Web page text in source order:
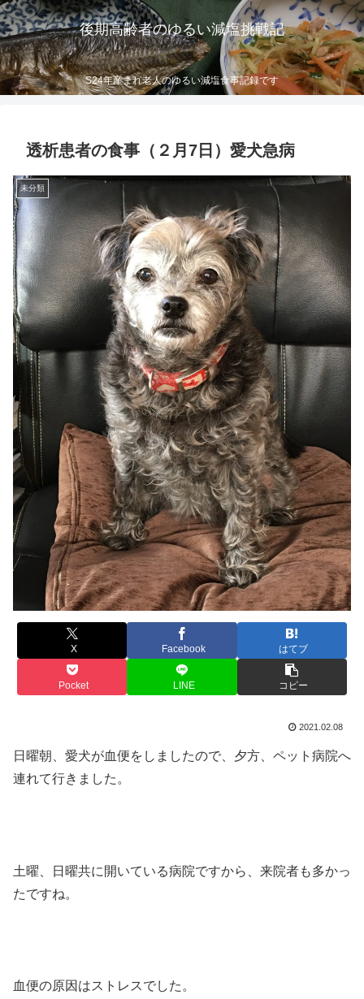
後期高齢者のゆるい減塩挑戦記
S24年産まれ老人のゆるい減塩食事記録です
透析患者の食事（２月7日）愛犬急病
未分類
X Facebook はてブ
Pocket LINE コピー
2021.02.08
日曜朝、愛犬が血便をしましたので、夕方、ペット病院へ
連れて行きました。
土曜、日曜共に開いている病院ですから、来院者も多かっ
たですね。
血便の原因はストレスでした。